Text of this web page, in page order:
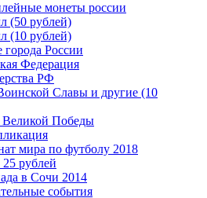
монеты россии
(50 рублей)
(10 рублей)
города России
Федерация
РФ
Славы и другие (10
Победы
мира по футболу 2018
рублей
в Сочи 2014
события